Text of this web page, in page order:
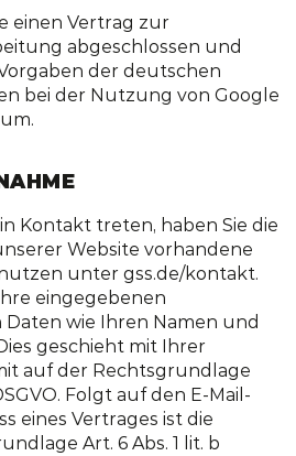
einen Vertrag zur
abgeschlossen und
der deutschen
bei der Nutzung von Google
Kontakt treten, haben Sie die
Website vorhandene
unter gss.de/kontakt.
eingegebenen
wie Ihren Namen und
geschieht mit Ihrer
auf der Rechtsgrundlage
Folgt auf den E-Mail-
eines Vertrages ist die
Art. 6 Abs. 1 lit. b